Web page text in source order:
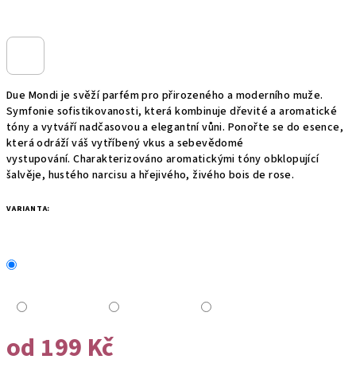
Due Mondi je svěží parfém pro přirozeného a moderního muže.
Symfonie sofistikovanosti, která kombinuje dřevité a aromatické
tóny a vytváří nadčasovou a elegantní vůni. Ponořte se do esence,
která odráží váš vytříbený vkus a sebevědomé
vystupování. Charakterizováno aromatickými tóny obklopující
šalvěje, hustého narcisu a hřejivého, živého bois de rose.
VARIANTA:
od 199 Kč